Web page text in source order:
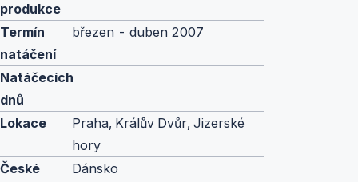
produkce
Termín
natáčení
březen - duben 2007
Natáčecích
dnů
Lokace
Praha, Králův Dvůr, Jizerské
hory
České
Dánsko